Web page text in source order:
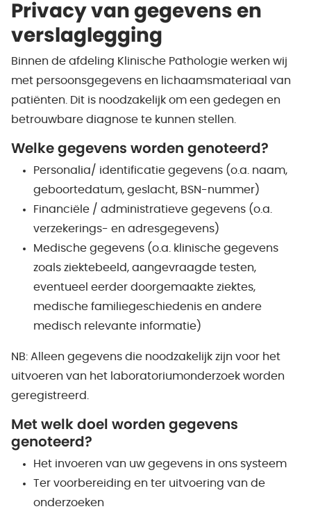
Privacy van gegevens en
verslaglegging
Binnen de afdeling Klinische Pathologie werken wij
met persoonsgegevens en lichaamsmateriaal van
patiënten. Dit is noodzakelijk om een gedegen en
betrouwbare diagnose te kunnen stellen.
Welke gegevens worden genoteerd?
Personalia/ identificatie gegevens (o.a. naam,
geboortedatum, geslacht, BSN-nummer)
Financiële / administratieve gegevens (o.a.
verzekerings- en adresgegevens)
Medische gegevens (o.a. klinische gegevens
zoals ziektebeeld, aangevraagde testen,
eventueel eerder doorgemaakte ziektes,
medische familiegeschiedenis en andere
medisch relevante informatie)
NB: Alleen gegevens die noodzakelijk zijn voor het
uitvoeren van het laboratoriumonderzoek worden
geregistreerd.
Met welk doel worden gegevens
genoteerd?
Het invoeren van uw gegevens in ons systeem
Ter voorbereiding en ter uitvoering van de
onderzoeken